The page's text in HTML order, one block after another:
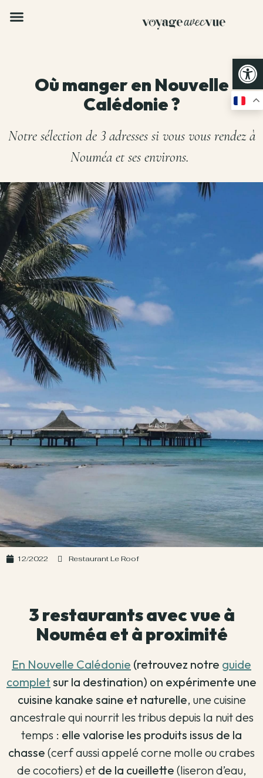
Où manger en Nouvelle
Calédonie ?
Notre sélection de 3 adresses si vous vous rendez à
Nouméa et ses environs.
12/2022 Restaurant Le Roof
3 restaurants avec vue à
Nouméa et à proximité
En Nouvelle Calédonie (retrouvez notre guide
complet sur la destination) on expérimente une
cuisine kanake saine et naturelle, une cuisine
ancestrale qui nourrit les tribus depuis la nuit des
temps : elle valorise les produits issus de la
chasse (cerf aussi appelé corne molle ou crabes
de cocotiers) et de la cueillette (liseron d’eau,